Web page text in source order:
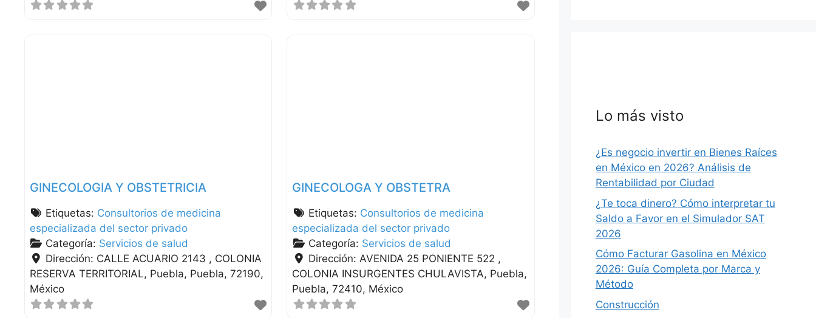
GINECOLOGIA Y OBSTETRICIA
Etiquetas: Consultorios de medicina
especializada del sector privado
Categoría: Servicios de salud
Dirección: CALLE ACUARIO 2143 , COLONIA
RESERVA TERRITORIAL Puebla Puebla 72190
México
GINECOLOGA Y OBSTETRA
Etiquetas: Consultorios de medicina
especializada del sector privado
Categoría: Servicios de salud
Dirección: AVENIDA 25 PONIENTE 522 ,
COLONIA INSURGENTES CHULAVISTA Puebla
Puebla 72410 México
Lo más visto
¿Es negocio invertir en Bienes Raíces
en México en 2026? Análisis de
Rentabilidad por Ciudad
¿Te toca dinero? Cómo interpretar tu
Saldo a Favor en el Simulador SAT
2026
Cómo Facturar Gasolina en México
2026: Guía Completa por Marca y
Método
Construcción